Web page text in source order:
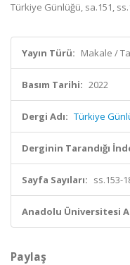
Türkiye Günlüğü, sa.151,
Yayın Türü: Makale /
Basım Tarihi: 2022
Dergi Adı: Türkiye
Derginin Tarandığı
Sayfa Sayıları: ss.153-
Anadolu Üniversitesi
Paylaş